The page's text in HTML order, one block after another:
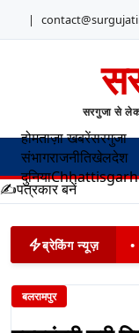
|
सरगुजा से
होमताज़ा खबरेंसरगुजा
संभागराजनीतिखेलदेश
दुनियाChhattisgarh
✍️पत्रकार बनें
ब्रेकिंग न्यूज़ •
बलरामपुर